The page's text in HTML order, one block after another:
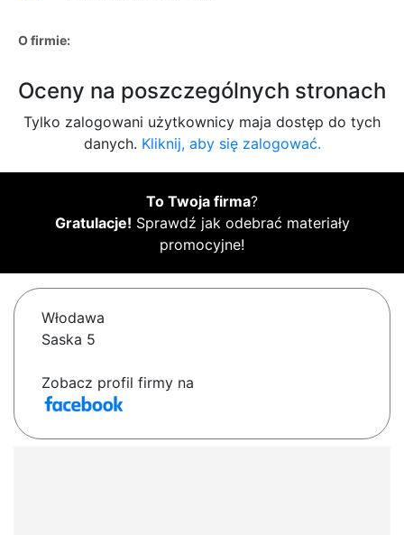
O firmie:
Oceny na poszczególnych stronach
Tylko zalogowani użytkownicy maja dostęp do tych
danych. Kliknij, aby się zalogować.
To Twoja firma?
Gratulacje! Sprawdź jak odebrać materiały
promocyjne!
Włodawa
Saska 5
Zobacz profil firmy na